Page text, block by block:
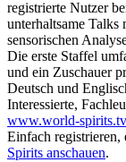
registrierte Nutzer
unterhaltsame Talks
sensorischen
Die erste Staffel
und ein Zuschauer
Deutsch und
Interessierte,
www.world-spirits.tv
Einfach registrieren,
Spirits anschauen.